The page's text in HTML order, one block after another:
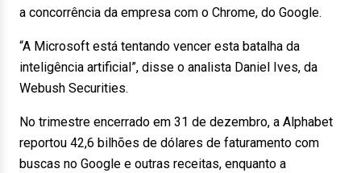
a concorrência da empresa com o Chrome, do Google.
“A Microsoft está tentando vencer esta batalha da
inteligência artificial”, disse o analista Daniel Ives, da
Webush Securities.
No trimestre encerrado em 31 de dezembro, a Alphabet
reportou 42,6 bilhões de dólares de faturamento com
buscas no Google e outras receitas, enquanto a